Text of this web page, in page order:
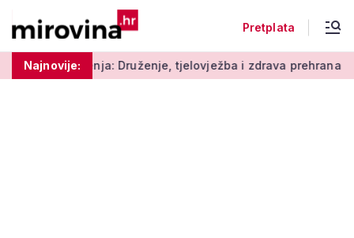
Pretplata
Najnovije:
Druženje, tjelovježba i zdrava prehrana za umirovljenike